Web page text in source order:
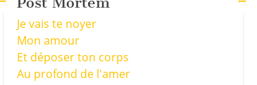
Je vais te noyer
Mon amour
Et déposer ton corps
Au profond de l'amer